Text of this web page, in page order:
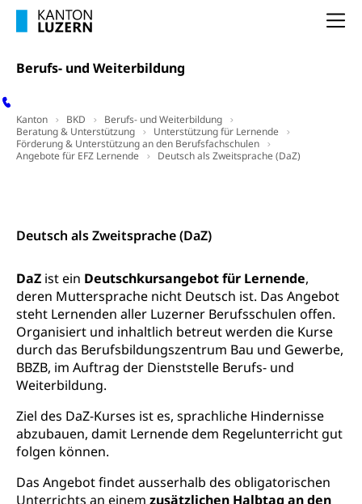
Berufs- und Weiterbildung
Kanton BKD
Berufs- und Weiterbildung
Beratung & Unterstützung
Unterstützung für Lernende
Förderung & Unterstützung an den Berufsfachschulen
Angebote für EFZ Lernende
Deutsch als Zweitsprache (DaZ)
Deutsch als Zweitsprache (DaZ)
DaZ ist ein Deutschkursangebot für Lernende,
deren Muttersprache nicht Deutsch ist. Das Angebot
steht Lernenden aller Luzerner Berufsschulen offen.
Organisiert und inhaltlich betreut werden die Kurse
durch das Berufsbildungszentrum Bau und Gewerbe,
BBZB, im Auftrag der Dienststelle Berufs- und
Weiterbildung.
Ziel des DaZ-Kurses ist es, sprachliche Hindernisse
abzubauen, damit Lernende dem Regelunterricht gut
folgen können.
Das Angebot findet ausserhalb des obligatorischen
Unterrichts an einem zusätzlichen Halbtag an den
Freiwilliger Schulsport
Fachstelle Hochschulbildung
Kindertagesstätte, Spielgruppe, Tagesmutter,
Freiwilliges Kindergarten Jahr
Frühe Sprachförderung
Kindergarten & Basisstufe
Konsumentenschutz
Konsumentenrechte, Produktsicherheit,
Cassis-deDijon-Prinzip
Lebensmittelkontrolle und
Verbraucherschutz
Krankenversicherung
Unfallversicherung, Berufsunfallversicherung,
Krankheit, Unfall, Prämienverbilligung,
Krankenkasse
Krankenversicherung (WAS Luzern)
Prämienverbilligung (WAS Luzern)
Obligatorische Krankenversicherung (WAS
Luzern)
Kranken- und Unfallversicherung
Lebensmittelsicherheit
sichere Lebensmittel, Lebensmittelkontrolle,
Trinkwasser
Prävention
Suchtprävention, Alkoholprävention,
Tabakprävention, Primärprävention,